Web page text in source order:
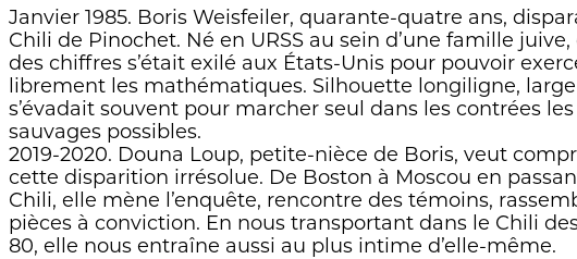
Janvier 1985. Boris Weisfeiler, quarante-quatre ans,
Chili de Pinochet. Né en URSS au sein d’une famille
des chiffres s’était exilé aux États-Unis pour pouvoir
librement les mathématiques. Silhouette longiligne, large
s’évadait souvent pour marcher seul dans les contrées
sauvages possibles.
2019-2020. Douna Loup, petite-nièce de Boris, veut
cette disparition irrésolue. De Boston à Moscou en
Chili, elle mène l’enquête, rencontre des témoins,
pièces à conviction. En nous transportant dans le Chili
80, elle nous entraîne aussi au plus intime d’elle-même.